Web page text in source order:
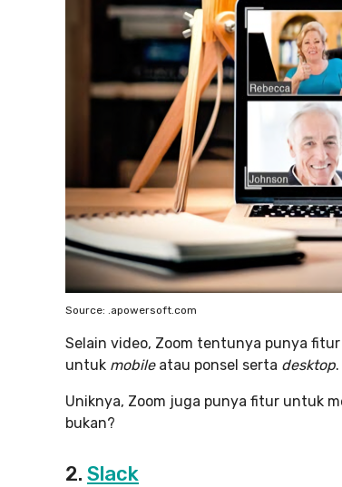
Source: .apowersoft.com
Selain video, Zoom tentunya punya
untuk mobile atau ponsel serta desktop.
Uniknya, Zoom juga punya fitur untuk
bukan?
2. Slack